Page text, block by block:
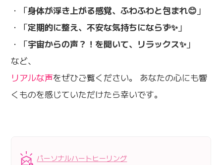
・「身体が浮き上がる感覚、ふわふわと包まれ😊 」
・「定期的に整え、不安な気持ちにならず✨ 」
・「宇宙からの声？！を聞いて、リラックス✨ 」
など、
リアルな声をぜひご覧ください。 あなたの心にも響
くものを感じていただけたら幸いです。
パーソナルハートヒーリング